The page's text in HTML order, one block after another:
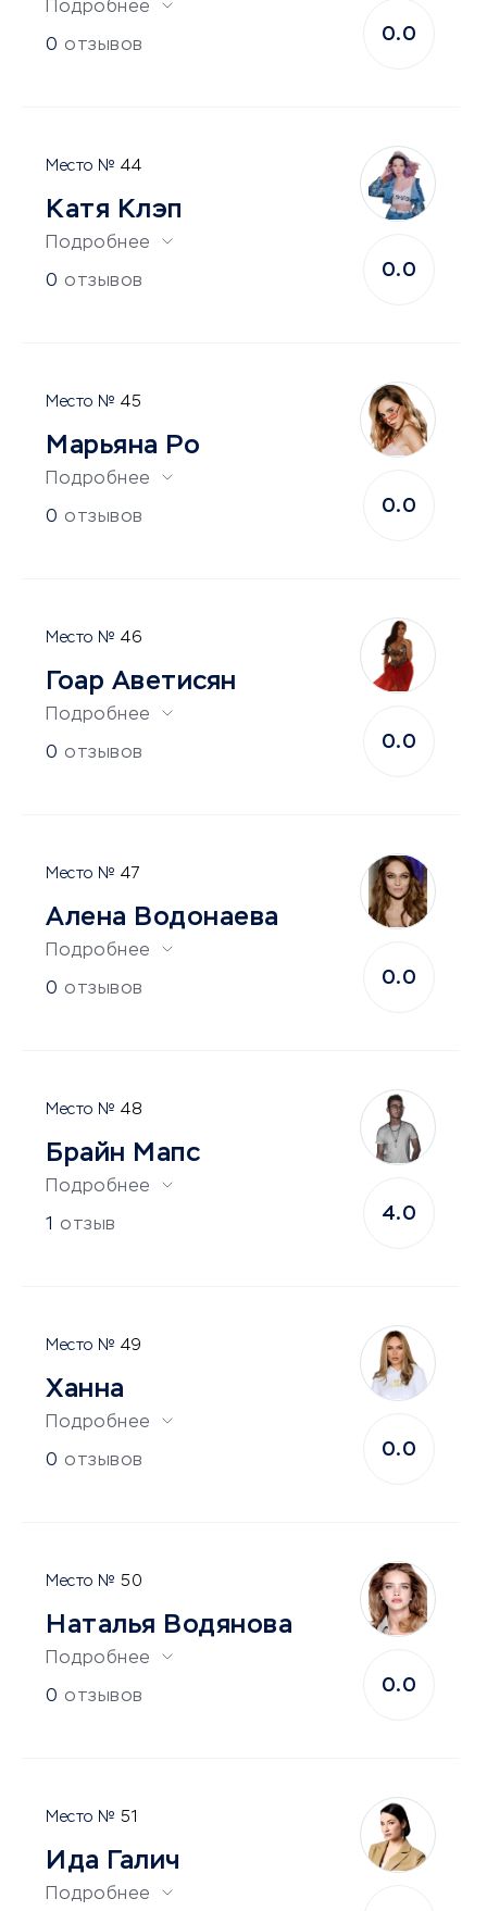
Подробнее
0 отзывов
0.0
44
Катя Клэп
Подробнее
0 отзывов
0.0
45
Марьяна Ро
Подробнее
0 отзывов
0.0
46
Гоар Аветисян
Подробнее
0 отзывов
0.0
47
Алена Водонаева
Подробнее
0 отзывов
0.0
48
Брайн Мапс
Подробнее
1 отзыв
4.0
49
Ханна
Подробнее
0 отзывов
0.0
50
Наталья Водянова
Подробнее
0 отзывов
0.0
51
Ида Галич
Подробнее